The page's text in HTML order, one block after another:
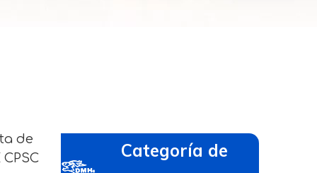
de
Categoría de